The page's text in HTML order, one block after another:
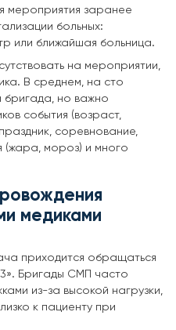
мероприятия заранее
больных:
или ближайшая больница.
на мероприятии,
В среднем, на сто
бригада, но важно
события (возраст,
соревнование,
(жара, мороз) и много
медиками
приходится обращаться
Бригады СМП часто
из-за высокой нагрузки,
к пациенту при